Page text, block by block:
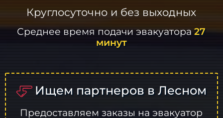
Круглосуточно и без выходных
Среднее время подачи эвакуатора27
минут
Ищем партнеров в Лесном
Предоставляем заказы на эвакуатор